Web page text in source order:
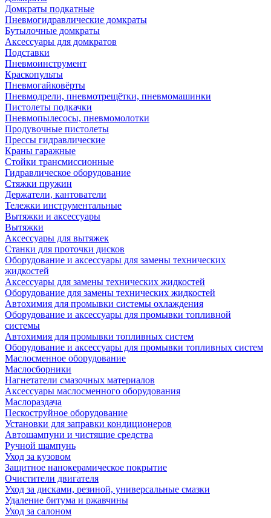
Домкраты подкатные
Пневмогидравлические домкраты
Бутылочные домкраты
Аксессуары для домкратов
Подставки
Пневмоинструмент
Краскопульты
Пневмогайковёрты
Пневмодрели, пневмотрещётки, пневмомашинки
Пистолеты подкачки
Пневмопылесосы, пневмомолотки
Продувочные пистолеты
Прессы гидравлические
Краны гаражные
Стойки трансмиссионные
Гидравлическое оборудование
Стяжки пружин
Держатели, кантователи
Тележки инструментальные
Вытяжки и аксессуары
Вытяжки
Аксессуары для вытяжек
Станки для проточки дисков
Оборудование и аксессуары для замены технических
жидкостей
Аксессуары для замены технических жидкостей
Оборудование для замены технических жидкостей
Автохимия для промывки системы охлаждения
Оборудование и аксессуары для промывки топливной
системы
Автохимия для промывки топливных систем
Оборудование и аксессуары для промывки топливных систем
Маслосменное оборудование
Маслосборники
Нагнетатели смазочных материалов
Аксессуары маслосменного оборудования
Маслораздача
Пескоструйное оборудование
Установки для заправки кондиционеров
Автошампуни и чистящие средства
Ручной шампунь
Уход за кузовом
Защитное нанокерамическое покрытие
Очистители двигателя
Уход за дисками, резиной, универсальные смазки
Удаление битума и ржавчины
Уход за салоном